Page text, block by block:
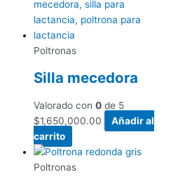
Poltronas
Silla mecedora
Valorado con 0 de 5
$1,650,000.00
Añadir al
carrito
Poltronas